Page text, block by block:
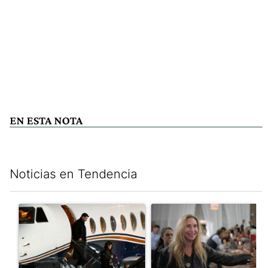
EN ESTA NOTA
Noticias en Tendencia
Un artículo de tendencia con el título "Lionel Messi llegó a
Un artículo de tendencia